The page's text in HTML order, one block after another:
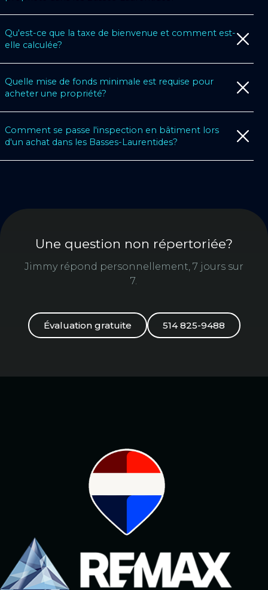
Courtier #1 possédant
Qu'est-ce que la taxe de bienvenue et comment est-
elle calculée?
Quelle mise de fonds minimale est requise pour
acheter une propriété?
Comment se passe l'inspection en bâtiment lors
d'un achat dans les Basses-Laurentides?
Une question non répertoriée?
Jimmy répond personnellement, 7 jours sur
7.
Évaluation gratuite 514 825-9488